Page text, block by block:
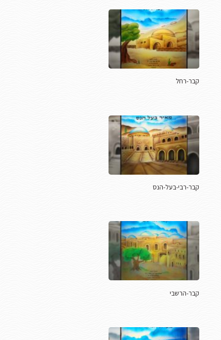
קבר-רחל
קבר-רבי-בעל-הנס
קבר-הרשבי